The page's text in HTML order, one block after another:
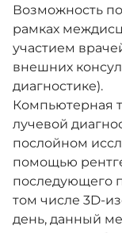
Возможность
рамках
участием
внешних
диагностике).
Компьютерная
лучевой
послойном
помощью
последующего
том числе 3D-
день, данный